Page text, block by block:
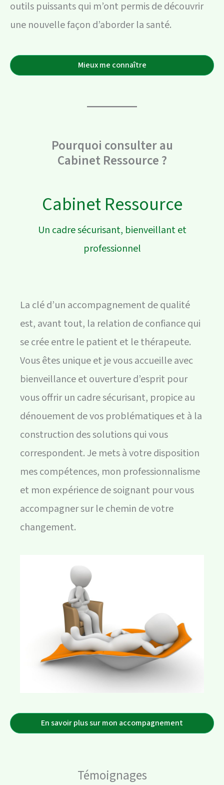
outils puissants qui m’ont permis de découvrir
une nouvelle façon d’aborder la santé.
Mieux me connaître
Pourquoi consulter au
Cabinet Ressource ?
Cabinet Ressource
Un cadre sécurisant, bienveillant et
professionnel
La clé d’un accompagnement de qualité
est, avant tout, la relation de confiance qui
se crée entre le patient et le thérapeute.
Vous êtes unique et je vous accueille avec
bienveillance et ouverture d’esprit pour
vous offrir un cadre sécurisant, propice au
dénouement de vos problématiques et à la
construction des solutions qui vous
correspondent. Je mets à votre disposition
mes compétences, mon professionnalisme
et mon expérience de soignant pour vous
accompagner sur le chemin de votre
changement.
En savoir plus sur mon accompagnement
Témoignages